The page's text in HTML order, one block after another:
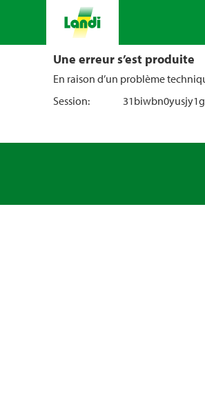
Une erreur s’est produite
En raison d’un problème
Session: